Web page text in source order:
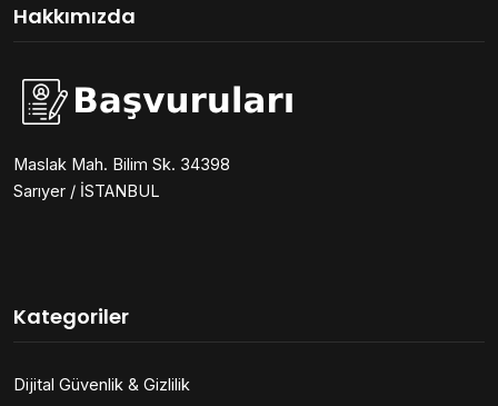
Hakkımızda
Maslak Mah. Bilim Sk. 34398
Sarıyer / İSTANBUL
Kategoriler
Dijital Güvenlik & Gizlilik